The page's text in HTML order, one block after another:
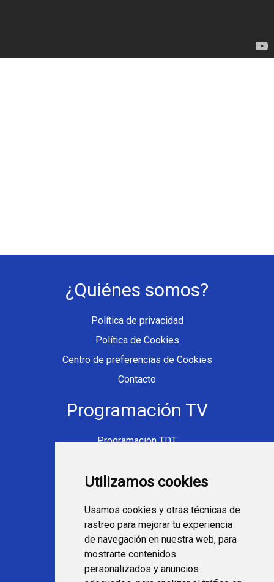
Utilizamos cookies
Usamos cookies y otras técnicas de
rastreo para mejorar tu experiencia
de navegación en nuestra web, para
mostrarte contenidos
personalizados y anuncios
¿Quiénes somos?
Política de privacidad
Política de Cookies
Centro de preferencias de Cookies
Contacto
Programación TV
Programación TDT
Ver TV Online
Fútbol en la tele
Programación en TV
Webs Programa TV